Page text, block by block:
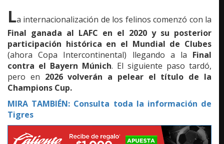
La internacionalización de los felinos comenzó con la
Final ganada al LAFC en el 2020 y su posterior
participación histórica en el Mundial de Clubes
(ahora Copa Intercontinental) llegando a la Final
contra el Bayern Múnich. El siguiente paso tardó,
pero en 2026 volverán a pelear el título de la
Champions Cup.
MIRA TAMBIÉN: Consulta toda la información de
Tigres